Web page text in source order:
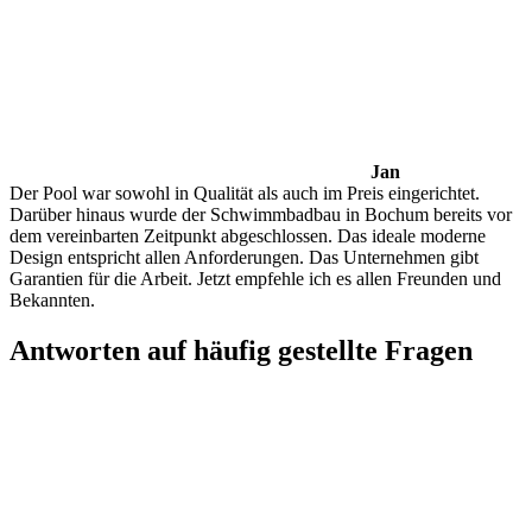
Jan
Der Pool war sowohl in Qualität als auch im Preis eingerichtet.
Darüber hinaus wurde der Schwimmbadbau in Bochum bereits vor
dem vereinbarten Zeitpunkt abgeschlossen. Das ideale moderne
Design entspricht allen Anforderungen. Das Unternehmen gibt
Garantien für die Arbeit. Jetzt empfehle ich es allen Freunden und
Bekannten.
Antworten auf häufig gestellte Fragen